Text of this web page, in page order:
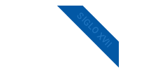
SIGLO XVII